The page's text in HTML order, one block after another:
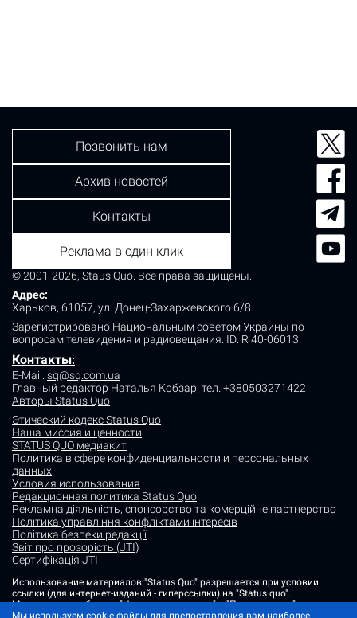
© 2001-2026, Staus Quo. Все права защищены.
Адрес:
Харьков, 61057, ул. Донец-Захаржевского 6/8
Зарегистрировано Национальным советом Украины по
вопросам телевидения и радиовещания. ID: R 40-06013.
Контакты:
E-Mail: sq@sq.com.ua
Главный редактор Наталья Кобзар, тел. +380503271422
Авторы Status Quo
Этический кодекс Status Quo
Наша миссия и ценности
STATUS QUO медиакит
Политика в сфере конфиденциальности и персональных
данных
Условия использования
Редакционная политика Status Quo
Рекламна діяльність, спонсорство та комерційне партнерство
Політика управління конфліктами інтересів
Політика безпеки редакції
Звіт про прозорість (JTI)
Сертифікація JTI
Позвонить нам
Архив новостей
Контакты
Реклама в один клик
Использование материалов "Status Quo" разрешается при условии
ссылки (для интернет-изданий - гиперссылки) на "Status quo".
Материалы в рубриках "Новости партнеров" и "Пресс-релизы"
размещаются на правах рекламы или в рамках некоммерческого
Мы используем cookie-файлы для предоставления вам наиболее